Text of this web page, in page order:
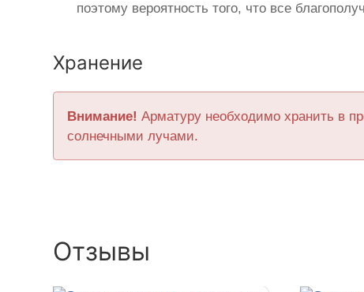
поэтому вероятность того, что все
Хранение
Внимание! Арматуру необходимо хранить в
солнечными лучами.
Отзывы